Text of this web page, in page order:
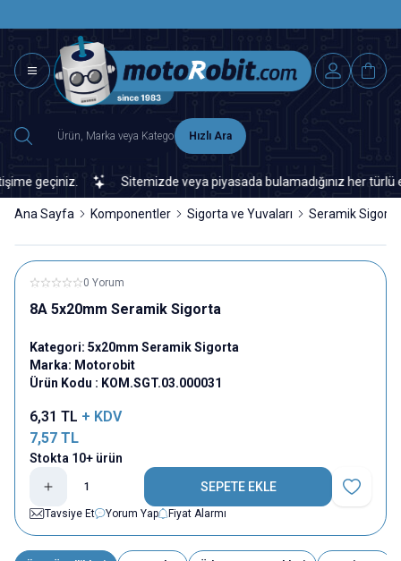
Hızlı Ara
geçiniz. Sitemizde veya piyasada bulamadığınız her türlü
Ana Sayfa Komponentler Sigorta ve Yuvaları Seramik Sigorta
0 Yorum
8A 5x20mm Seramik Sigorta
Kategori: 5x20mm Seramik Sigorta
Marka: Motorobit
Ürün Kodu : KOM.SGT.03.000031
6,31 TL + KDV
7,57 TL
Stokta 10+ ürün
SEPETE EKLE
Favoriye
Tavsiye Et
Yorum Yap Fiyat Alarmı